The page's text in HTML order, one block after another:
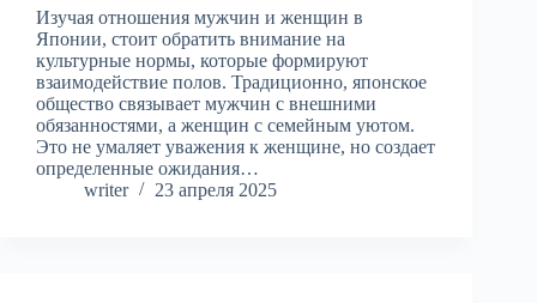
Изучая отношения мужчин и женщин в
Японии, стоит обратить внимание на
культурные нормы, которые формируют
взаимодействие полов. Традиционно, японское
общество связывает мужчин с внешними
обязанностями, а женщин с семейным уютом.
Это не умаляет уважения к женщине, но создает
определенные ожидания…
writer
23 апреля 2025